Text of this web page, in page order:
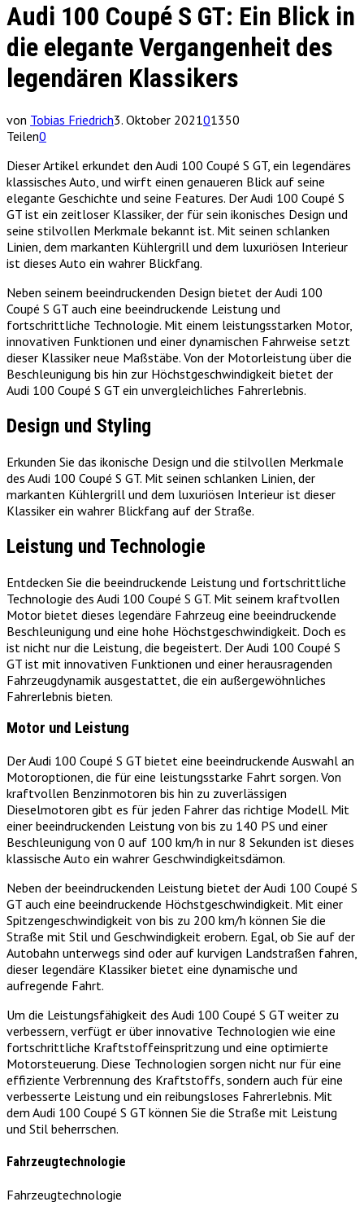
Audi 100 Coupé S GT: Ein Blick in
die elegante Vergangenheit des
legendären Klassikers
von Tobias Friedrich3. Oktober 202101350
Teilen0
Dieser Artikel erkundet den Audi 100 Coupé S GT, ein legendäres
klassisches Auto, und wirft einen genaueren Blick auf seine
elegante Geschichte und seine Features. Der Audi 100 Coupé S
GT ist ein zeitloser Klassiker, der für sein ikonisches Design und
seine stilvollen Merkmale bekannt ist. Mit seinen schlanken
Linien, dem markanten Kühlergrill und dem luxuriösen Interieur
ist dieses Auto ein wahrer Blickfang.
Neben seinem beeindruckenden Design bietet der Audi 100
Coupé S GT auch eine beeindruckende Leistung und
fortschrittliche Technologie. Mit einem leistungsstarken Motor,
innovativen Funktionen und einer dynamischen Fahrweise setzt
dieser Klassiker neue Maßstäbe. Von der Motorleistung über die
Beschleunigung bis hin zur Höchstgeschwindigkeit bietet der
Audi 100 Coupé S GT ein unvergleichliches Fahrerlebnis.
Design und Styling
Erkunden Sie das ikonische Design und die stilvollen Merkmale
des Audi 100 Coupé S GT. Mit seinen schlanken Linien, der
markanten Kühlergrill und dem luxuriösen Interieur ist dieser
Klassiker ein wahrer Blickfang auf der Straße.
Leistung und Technologie
Entdecken Sie die beeindruckende Leistung und fortschrittliche
Technologie des Audi 100 Coupé S GT. Mit seinem kraftvollen
Motor bietet dieses legendäre Fahrzeug eine beeindruckende
Beschleunigung und eine hohe Höchstgeschwindigkeit. Doch es
ist nicht nur die Leistung, die begeistert. Der Audi 100 Coupé S
GT ist mit innovativen Funktionen und einer herausragenden
Fahrzeugdynamik ausgestattet, die ein außergewöhnliches
Fahrerlebnis bieten.
Motor und Leistung
Der Audi 100 Coupé S GT bietet eine beeindruckende Auswahl an
Motoroptionen, die für eine leistungsstarke Fahrt sorgen. Von
kraftvollen Benzinmotoren bis hin zu zuverlässigen
Dieselmotoren gibt es für jeden Fahrer das richtige Modell. Mit
einer beeindruckenden Leistung von bis zu 140 PS und einer
Beschleunigung von 0 auf 100 km/h in nur 8 Sekunden ist dieses
klassische Auto ein wahrer Geschwindigkeitsdämon.
Neben der beeindruckenden Leistung bietet der Audi 100 Coupé S
GT auch eine beeindruckende Höchstgeschwindigkeit. Mit einer
Spitzengeschwindigkeit von bis zu 200 km/h können Sie die
Straße mit Stil und Geschwindigkeit erobern. Egal, ob Sie auf der
Autobahn unterwegs sind oder auf kurvigen Landstraßen fahren,
dieser legendäre Klassiker bietet eine dynamische und
aufregende Fahrt.
Um die Leistungsfähigkeit des Audi 100 Coupé S GT weiter zu
verbessern, verfügt er über innovative Technologien wie eine
fortschrittliche Kraftstoffeinspritzung und eine optimierte
Motorsteuerung. Diese Technologien sorgen nicht nur für eine
effiziente Verbrennung des Kraftstoffs, sondern auch für eine
verbesserte Leistung und ein reibungsloses Fahrerlebnis. Mit
dem Audi 100 Coupé S GT können Sie die Straße mit Leistung
und Stil beherrschen.
Fahrzeugtechnologie
Fahrzeugtechnologie